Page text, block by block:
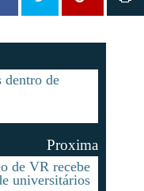
dentro de
Proxima
de VR recebe
universitários